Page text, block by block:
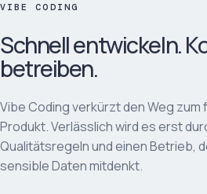
VIBE CODING
Schnell entwickeln.
betreiben.
Vibe Coding verkürzt den Weg
Produkt. Verlässlich wird es erst
Qualitätsregeln und einen Betrieb,
sensible Daten mitdenkt.